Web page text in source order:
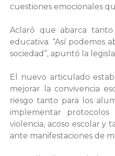
cuestiones emocionales
Aclaró que abarca
educativa. “Así podemos
sociedad”, apuntó la
El nuevo articulado
mejorar la convivencia
riesgo tanto para los
implementar
violencia, acoso escolar y
ante manifestaciones de